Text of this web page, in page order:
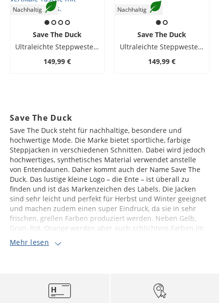
Nachhaltig
Save The Duck
Ultraleichte Steppweste Adam mit Plumtech-Ausstattung®
149,99 €
Nachhaltig
Save The Duck
Ultraleichte Steppweste Adam mit Plumtech-Ausstattung®
149,99 €
Save The Duck
Save The Duck steht für nachhaltige, besondere und
hochwertige Mode. Die Marke bietet sportliche, farbige
Steppjacken in verschiedenen Schnitten. Dabei wird jedoch
hochwertiges, synthetisches Material verwendet anstelle
von Entendaunen. Daher kommt auch der Name Save The
Duck. Das lustige kleine Logo – die Ente – ist überall zu
finden und ist das Markenzeichen des Labels. Die Jacken
sind sehr leicht und perfekt für Herbst und Winter geeignet
und machen zudem einen super Eindruck, da sie in sehr
frischen, grellen Farben produziert werden. Neben Gelb,
Grün, Rot, Orange werden aber auch schlichtere Farben im
Mehr lesen